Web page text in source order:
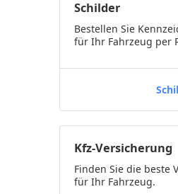
Schilder
Bestellen Sie
für Ihr Fahrzeug per
Kfz-Versicherung
Finden Sie die beste
für Ihr Fahrzeug.